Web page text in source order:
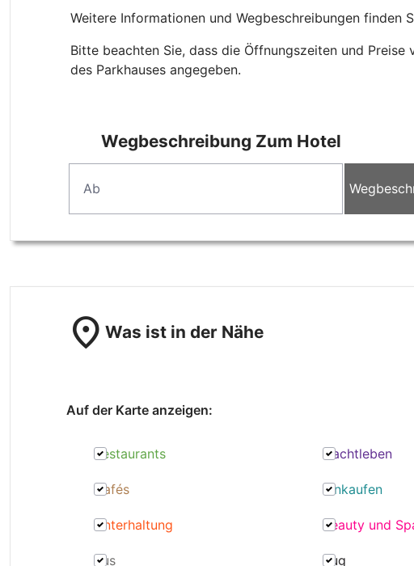
Weitere Informationen und Wegbeschreibungen finden
Bitte beachten Sie, dass die Öffnungszeiten und
des Parkhauses angegeben.
Wegbeschreibung Zum Hotel
location_on Was ist in der Nähe
Auf der Karte anzeigen:
Restaurants Nachtleben
Cafés Einkaufen
Unterhaltung Beauty und
Bus Zug